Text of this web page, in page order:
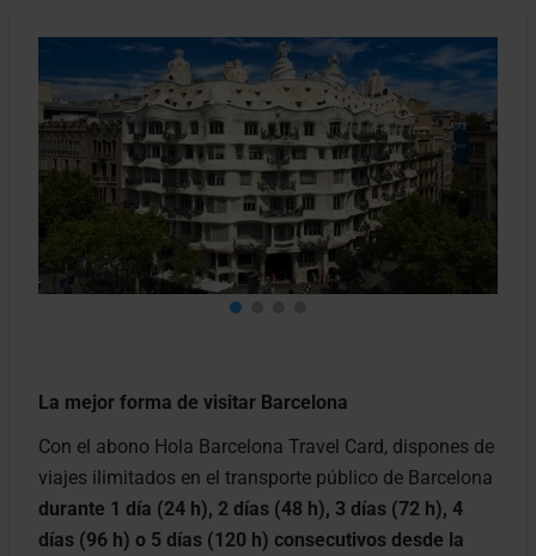
La mejor forma de visitar Barcelona
Con el abono Hola Barcelona Travel Card, dispones de
viajes ilimitados en el transporte público de Barcelona
durante 1 día (24 h), 2 días (48 h), 3 días (72 h), 4
días (96 h) o 5 días (120 h) consecutivos desde la